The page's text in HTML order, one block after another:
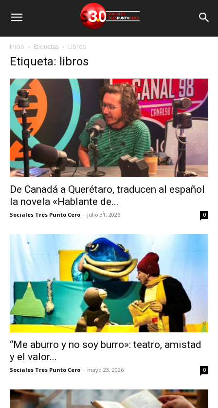
Inicio Etiquetas Libros
Etiqueta: libros
De Canadá a Querétaro, traducen al español
la novela «Hablante de...
Sociales Tres Punto Cero - julio 31, 2026 0
“Me aburro y no soy burro»: teatro, amistad
y el valor...
Sociales Tres Punto Cero - mayo 23, 2026 0